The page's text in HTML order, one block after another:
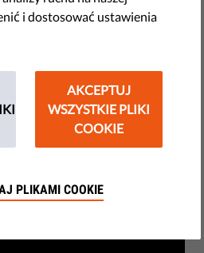
może przyznać sobie
ochrony obywateli przed
jak pokazała pandemia
z ryzykiem nadużycia władzy ze
kontroli.
i dostosować ustawienia
AKCEPTUJ
WSZYSTKIE PLIKI
COOKIE
PLIKAMI COOKIE